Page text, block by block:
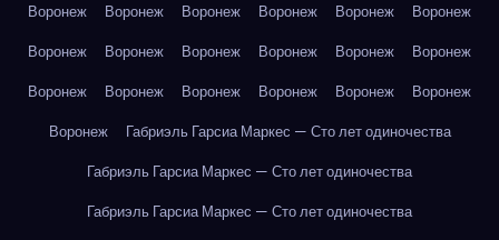
Воронеж
Воронеж Воронеж Воронеж Воронеж
Воронеж
Воронеж
Воронеж Воронеж Воронеж Воронеж
Воронеж
Воронеж
Воронеж Воронеж Воронеж Воронеж
Воронеж
Воронеж
Габриэль Гарсиа Маркес — Сто лет одиночества
Габриэль Гарсиа Маркес — Сто лет одиночества
Габриэль Гарсиа Маркес — Сто лет одиночества